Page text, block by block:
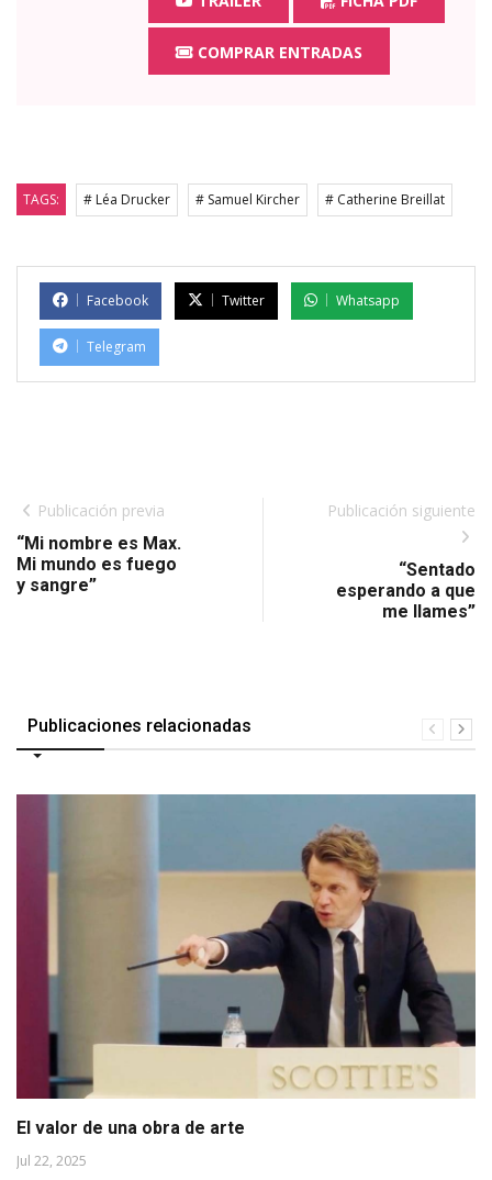
COMPRAR ENTRADAS
TAGS: # Léa Drucker # Samuel Kircher # Catherine Breillat
Facebook Twitter Whatsapp
Telegram
Publicación previa
“Mi nombre es Max.
Mi mundo es fuego
y sangre”
Publicación siguiente
“Sentado
esperando a que
me llames”
Publicaciones relacionadas
El valor de una obra de arte
Jul 22, 2025